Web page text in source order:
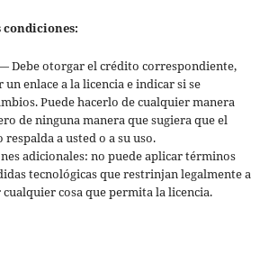
condiciones:
Debe otorgar el crédito correspondiente,
enlace a la licencia e indicar si se
Puede hacerlo de cualquier manera
de ninguna manera que sugiera que el
a usted o a su uso.
adicionales: no puede aplicar términos
tecnológicas que restrinjan legalmente a
cosa que permita la licencia.